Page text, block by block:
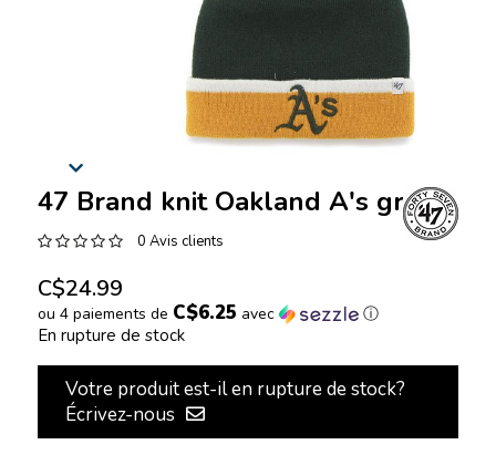
47 Brand knit Oakland A's green
0 Avis clients
C$24.99
ou 4 paiements de C$6.25 avec ⓘ
En rupture de stock
Votre produit est-il en rupture de stock?
Écrivez-nous